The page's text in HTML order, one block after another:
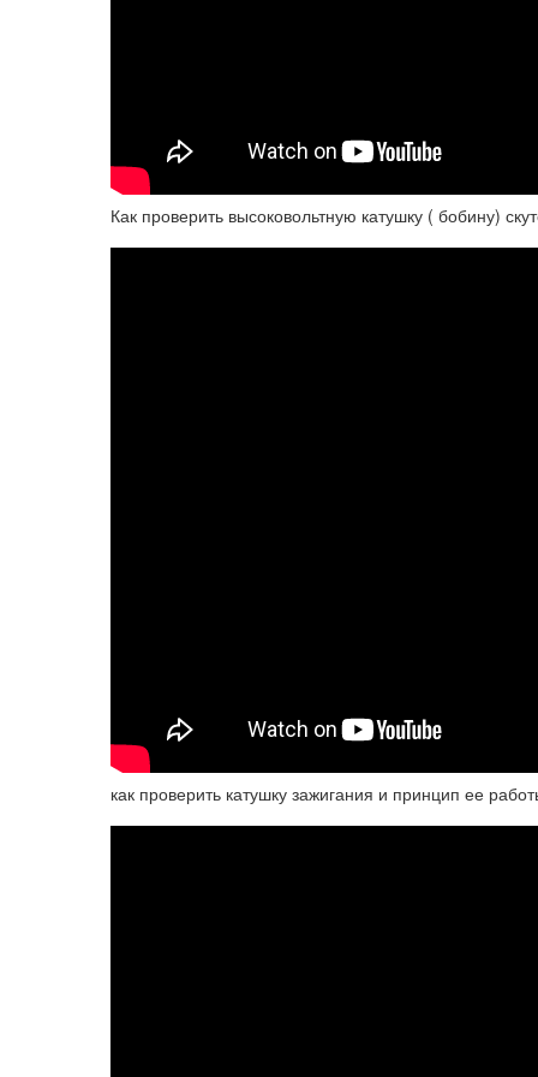
Как проверить высоковольтную катушку ( бобину)
как проверить катушку зажигания и принцип ее